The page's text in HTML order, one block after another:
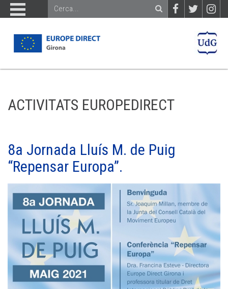
ACTIVITATS EUROPEDIRECT
8a Jornada Lluís M. de Puig
“Repensar Europa”.